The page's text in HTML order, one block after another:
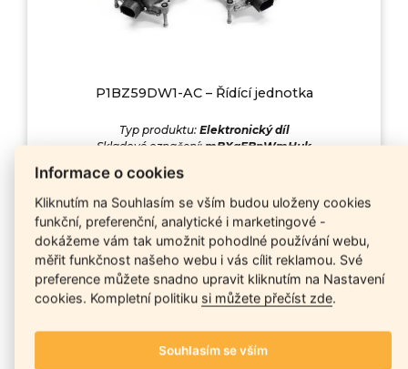
P1BZ59DW1-AC – Řídící jednotka
Typ produktu: Elektronický díl
Skladové označení: mBXaEBpWmHuk
DETAIL
Informace o cookies
Kliknutím na Souhlasím se vším budou uloženy cookies
funkční, preferenční, analytické i marketingové -
dokážeme vám tak umožnit pohodlné používání webu,
měřit funkčnost našeho webu i vás cílit reklamou. Své
preference můžete snadno upravit kliknutím na Nastavení
cookies. Kompletní politiku si můžete přečíst zde.
Souhlasím se vším